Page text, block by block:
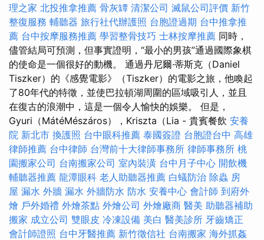
理之家 北投推拿推薦 骨灰罈 清潔公司 滅鼠公司評價 新竹
整復服務 輔聽器 旅行社代辦護照 台胞證過期 台中推拿推
薦 台中按摩服務推薦 學習整骨技巧 士林按摩推薦 同時，
儘管結局可預測，但事實證明，“最小的男孩”通過國際象棋
的使命是一個很好的動機。 通過丹尼爾·蒂斯克（Daniel
Tiszker）的《感覺電影》（Tiszker）的電影之旅，他喚起
了80年代的特徵，並使巴拉頓湖周圍的區域吸引人，並且
在復古的浪潮中，這是一個令人愉快的娛樂。 但是，
Gyuri（MátéMészáros），Kriszta（Lia - 貴賓餐飲 安養
院 新北市 換護照 台中眼科推薦 泰國簽證 台胞證台中 高雄
律師推薦 台中律師 台灣前十大律師事務所 律師事務所 桃
園搬家公司 台南搬家公司 室內裝潢 台中月子中心 開飲機
輔聽器推薦 龍潭眼科 老人助聽器推薦 白蟻防治 除蟲 房
屋 漏水 外牆 漏水 外牆防水 防水 安養中心 會計師 到府外
燴 戶外婚禮 外燴茶點 外燴公司 外燴廠商 醫美 助聽器補助
搬家 成立公司 雙眼皮 冷凍設備 美白 醫美診所 牙齒矯正
會計師證照 台中牙醫推薦 新竹徵信社 台南搬家 海外抓姦